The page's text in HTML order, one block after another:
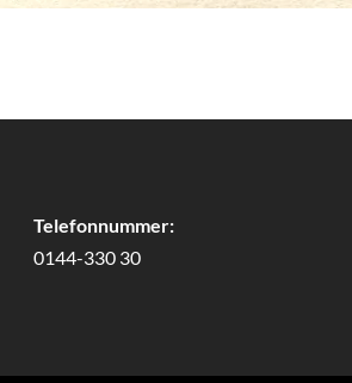
Telefonnummer:
0144-330 30